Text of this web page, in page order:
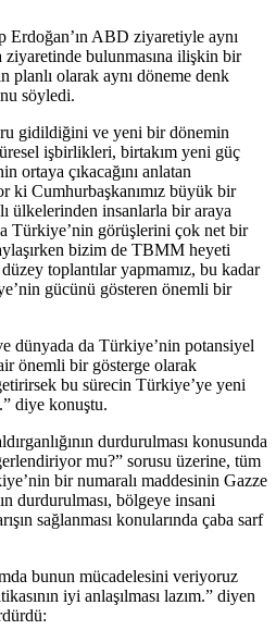
Erdoğan’ın ABD ziyaretiyle aynı
bulunmasına ilişkin bir
olarak aynı döneme denk
söyledi.
gidildiğini ve yeni bir dönemin
işbirlikleri, birtakım yeni güç
ortaya çıkacağını anlatan
ki Cumhurbaşkanımız büyük bir
ülkelerinden insanlarla bir araya
Türkiye’nin görüşlerini çok net bir
bizim de TBMM heyeti
toplantılar yapmamız, bu kadar
gücünü gösteren önemli bir
dünyada da Türkiye’nin potansiyel
önemli bir gösterge olarak
bu sürecin Türkiye’ye yeni
diye konuştu.
durdurulması konusunda
mu?” sorusu üzerine, tüm
bir numaralı maddesinin Gazze
durdurulması, bölgeye insani
sağlanması konularında çaba sarf
bunun mücadelesini veriyoruz
iyi anlaşılması lazım.” diyen